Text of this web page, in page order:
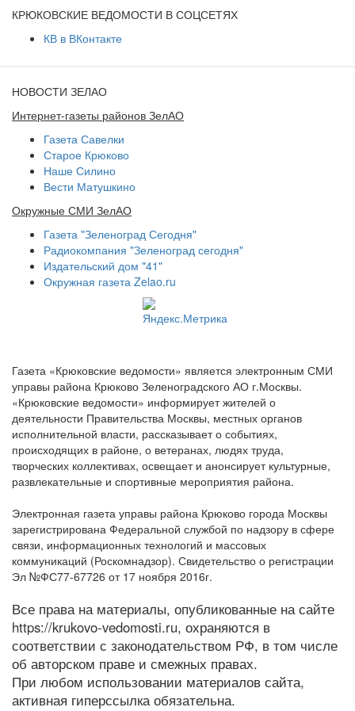
КРЮКОВСКИЕ ВЕДОМОСТИ В СОЦСЕТЯХ
КВ в ВКонтакте
НОВОСТИ ЗЕЛАО
Интернет-газеты районов ЗелАО
Газета Савелки
Старое Крюково
Наше Силино
Вести Матушкино
Окружные СМИ ЗелАО
Газета "Зеленоград Сегодня"
Радиокомпания "Зеленоград сегодня"
Издательский дом "41"
Окружная газета Zelao.ru
Газета «Крюковские ведомости» является электронным СМИ
управы района Крюково Зеленоградского АО г.Москвы.
«Крюковские ведомости» информирует жителей о
деятельности Правительства Москвы, местных органов
исполнительной власти, рассказывает о событиях,
происходящих в районе, о ветеранах, людях труда,
творческих коллективах, освещает и анонсирует культурные,
развлекательные и спортивные мероприятия района.
Электронная газета управы района Крюково города Москвы
зарегистрирована Федеральной службой по надзору в сфере
связи, информационных технологий и массовых
коммуникаций (Роскомнадзор). Свидетельство о регистрации
Эл №ФС77-67726 от 17 ноября 2016г.
Все права на материалы, опубликованные на сайте
https://krukovo-vedomosti.ru, охраняются в
соответствии с законодательством РФ, в том числе
об авторском праве и смежных правах.
При любом использовании материалов сайта,
активная гиперссылка обязательна.